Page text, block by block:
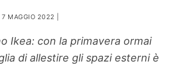
7 MAGGIO 2022
Ikea: con la primavera ormai
di allestire gli spazi esterni è